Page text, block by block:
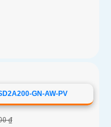
GN-AW-PV
₫